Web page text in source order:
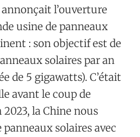
l’ouverture
usine de panneaux
: son objectif est de
solaires par an
de 5 gigawatts). C’était
avant le coup de
la Chine nous
solaires avec